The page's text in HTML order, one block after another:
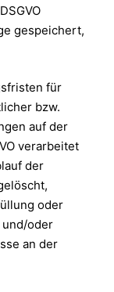
gespeichert,
für
bzw.
auf der
verarbeitet
der
oder
oder
an der